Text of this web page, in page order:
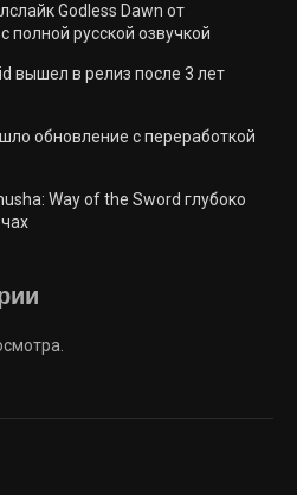
Godless Dawn от
полной русской озвучкой
вышел в релиз после 3 лет
обновление с переработкой
Way of the Sword глубоко